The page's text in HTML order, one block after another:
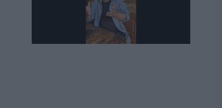
Următorul videoclip în 4